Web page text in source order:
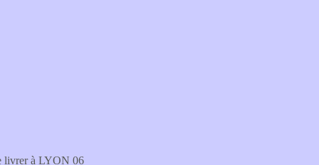
livrer à LYON 06